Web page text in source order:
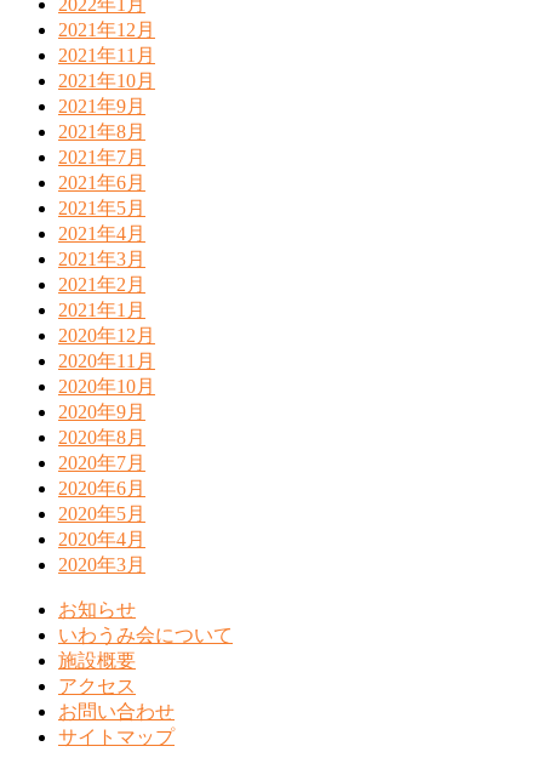
2022年1月
2021年12月
2021年11月
2021年10月
2021年9月
2021年8月
2021年7月
2021年6月
2021年5月
2021年4月
2021年3月
2021年2月
2021年1月
2020年12月
2020年11月
2020年10月
2020年9月
2020年8月
2020年7月
2020年6月
2020年5月
2020年4月
2020年3月
お知らせ
いわうみ会について
施設概要
アクセス
お問い合わせ
サイトマップ